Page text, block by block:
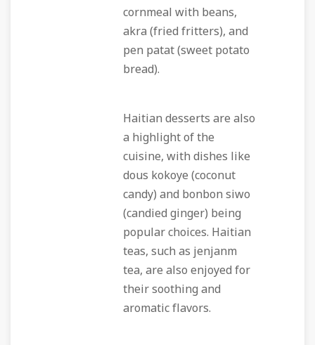
cornmeal with beans,
akra (fried fritters), and
pen patat (sweet potato
bread).
Haitian desserts are also
a highlight of the
cuisine, with dishes like
dous kokoye (coconut
candy) and bonbon siwo
(candied ginger) being
popular choices. Haitian
teas, such as jenjanm
tea, are also enjoyed for
their soothing and
aromatic flavors.